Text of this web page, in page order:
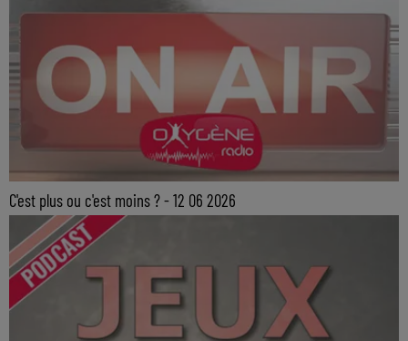
C'est plus ou c'est moins ? - 12 06 2026